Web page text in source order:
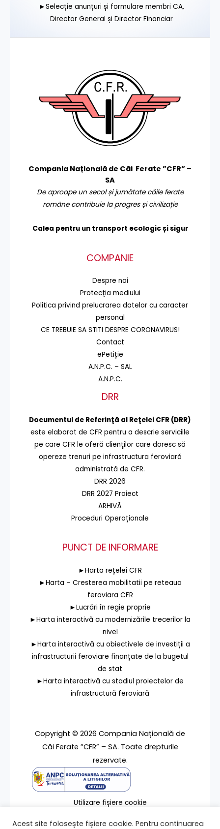
►Selecție anunțuri și formulare membri CA,
Director General și Director Financiar
Compania Națională de Căi Ferate ”CFR” –
SA
De aproape un secol și jumătate căile ferate
române contribuie la progres și civilizație
Calea pentru un transport ecologic și sigur
COMPANIE
Despre noi
Protecţia mediului
Politica privind prelucrarea datelor cu caracter
personal
CE TREBUIE SA STITI DESPRE CORONAVIRUS!
Contact
ePetiție
A.N.P.C. – SAL
A.N.P.C.
DRR
Documentul de Referinţă al Reţelei CFR (DRR)
este elaborat de CFR pentru a descrie serviciile
pe care CFR le oferă clienţilor care doresc să
opereze trenuri pe infrastructura feroviară
administrată de CFR.
DRR 2026
DRR 2027 Proiect
ARHIVĂ
Proceduri Operaționale
PUNCT DE INFORMARE
►Harta rețelei CFR
►Harta – Cresterea mobilitatii pe reteaua
feroviara CFR
►Lucrări în regie proprie
►Harta interactivă cu modernizările trecerilor la
nivel
►Harta interactivă cu obiectivele de investiții a
infrastructurii feroviare finanțate de la bugetul
de stat
►Harta interactivă cu stadiul proiectelor de
infrastructură feroviară
Copyright © 2026 Compania Națională de
Căi Ferate ”CFR” – SA. Toate drepturile
rezervate.
Utilizare fișiere cookie
Contact
Acest site folosește fișiere cookie. Pentru continuarea